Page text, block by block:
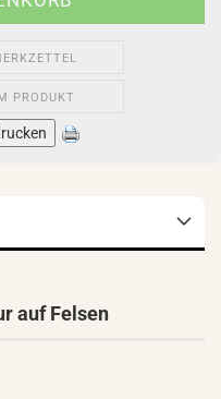
PRODUKT
auf Felsen